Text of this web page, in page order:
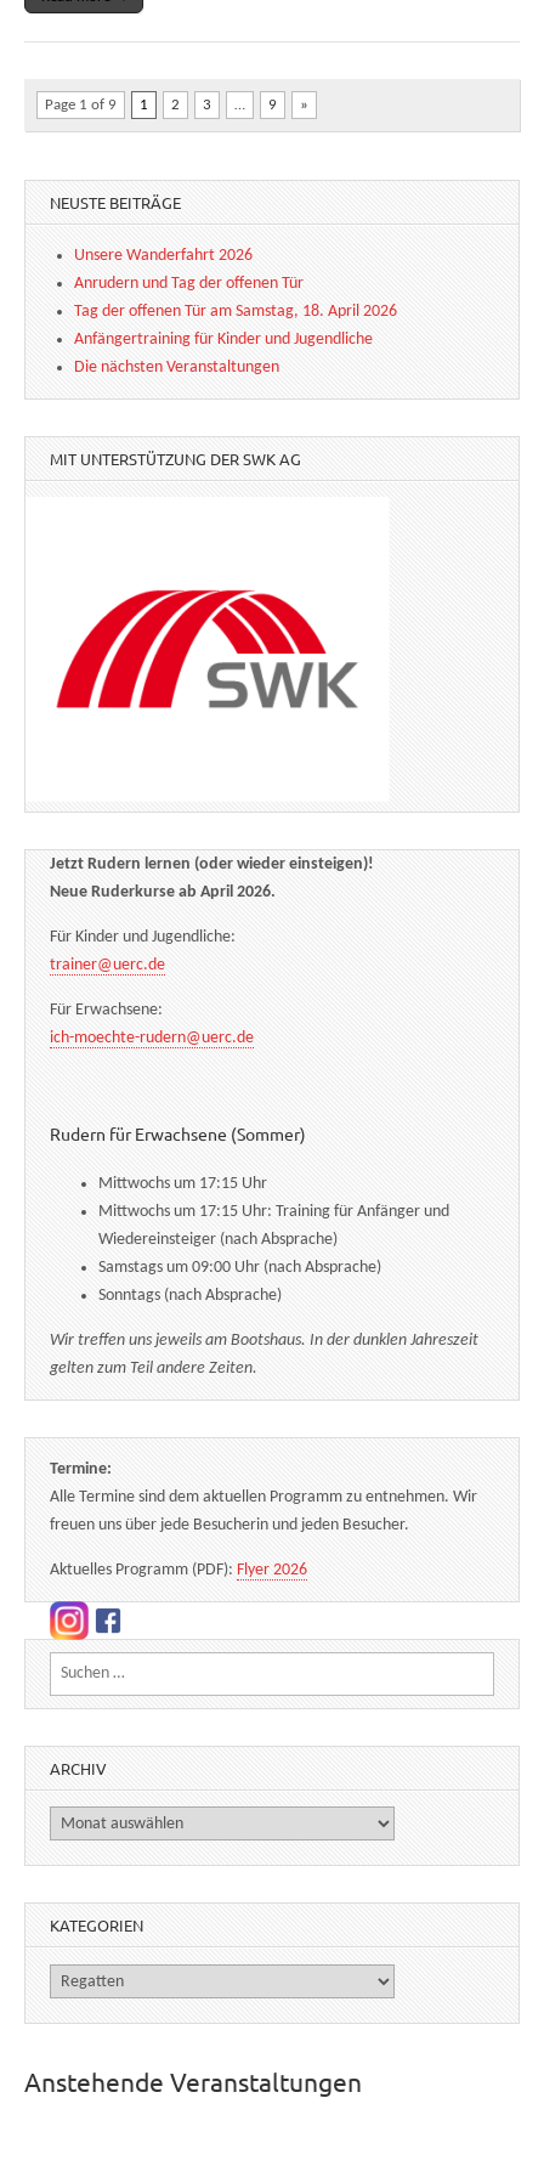
Page 1 of 9 1 2 3 … 9 »
NEUSTE BEITRÄGE
Unsere Wanderfahrt 2026
Anrudern und Tag der offenen Tür
Tag der offenen Tür am Samstag, 18. April 2026
Anfängertraining für Kinder und Jugendliche
Die nächsten Veranstaltungen
MIT UNTERSTÜTZUNG DER SWK AG
Jetzt Rudern lernen (oder wieder einsteigen)!
Neue Ruderkurse ab April 2026.
Für Kinder und Jugendliche:
trainer@uerc.de
Für Erwachsene:
ich-moechte-rudern@uerc.de
Rudern für Erwachsene (Sommer)
Mittwochs um 17:15 Uhr
Mittwochs um 17:15 Uhr: Training für Anfänger und
Wiedereinsteiger (nach Absprache)
Samstags um 09:00 Uhr (nach Absprache)
Sonntags (nach Absprache)
Wir treffen uns jeweils am Bootshaus. In der dunklen Jahreszeit
gelten zum Teil andere Zeiten.
Termine:
Alle Termine sind dem aktuellen Programm zu entnehmen. Wir
freuen uns über jede Besucherin und jeden Besucher.
Aktuelles Programm (PDF): Flyer 2026
Suchen nach:
ARCHIV
Archiv
KATEGORIEN
Kategorien
Anstehende Veranstaltungen